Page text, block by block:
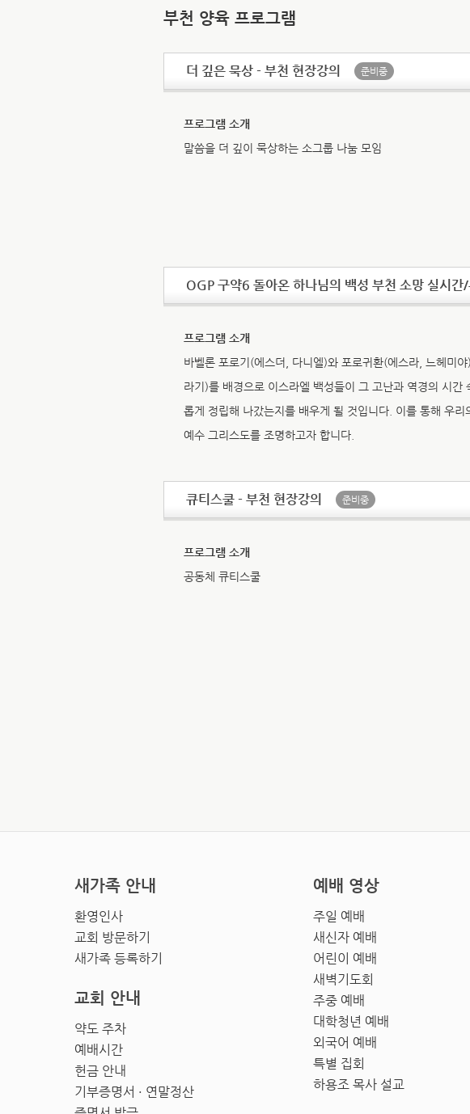
부천 양육 프로그램
더 깊은 묵상 - 부천 현장강의 준비중
프로그램 소개
말씀을 더 깊이 묵상하는 소그룹 나눔 모임
OGP 구약6 돌아온 하나님의 백성 부천 소망 실시간/
프로그램 소개
바벨론 포로기(에스더, 다니엘)와 포로귀환(에스라, 느헤미
라기)를 배경으로 이스라엘 백성들이 그 고난과 역경의 시간
롭게 정립해 나갔는지를 배우게 될 것입니다. 이를 통해 우
예수 그리스도를 조명하고자 합니다.
큐티스쿨 - 부천 현장강의 준비중
프로그램 소개
공동체 큐티스쿨
새가족 안내
환영인사
교회 방문하기
새가족 등록하기
예배 영상
주일 예배
새신자 예배
어린이 예배
새벽기도회
주중 예배
대학청년 예배
외국어 예배
특별 집회
하용조 목사 설교
교회 안내
약도 주차
예배시간
헌금 안내
기부증명서 · 연말정산